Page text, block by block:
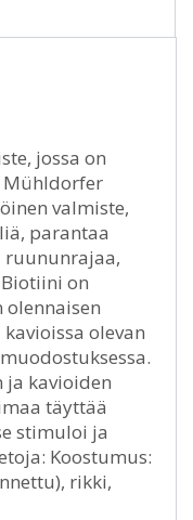
jossa on
Mühldorfer
valmiste,
parantaa
ruununrajaa,
on
olevan
ja kavioiden
täyttää
stimuloi ja
Koostumus:
rikki,